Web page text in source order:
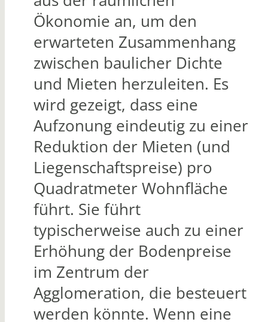
Ökonomie an, um den
erwarteten Zusammenhang
zwischen baulicher Dichte
und Mieten herzuleiten. Es
wird gezeigt, dass eine
Aufzonung eindeutig zu einer
Reduktion der Mieten (und
Liegenschaftspreise) pro
Quadratmeter Wohnfläche
führt. Sie führt
typischerweise auch zu einer
Erhöhung der Bodenpreise
im Zentrum der
Agglomeration, die besteuert
werden könnte. Wenn eine